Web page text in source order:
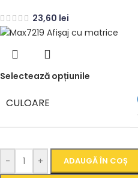
23,60 lei
Selectează opțiunile
CULOARE
- + ADAUGĂ ÎN COȘ